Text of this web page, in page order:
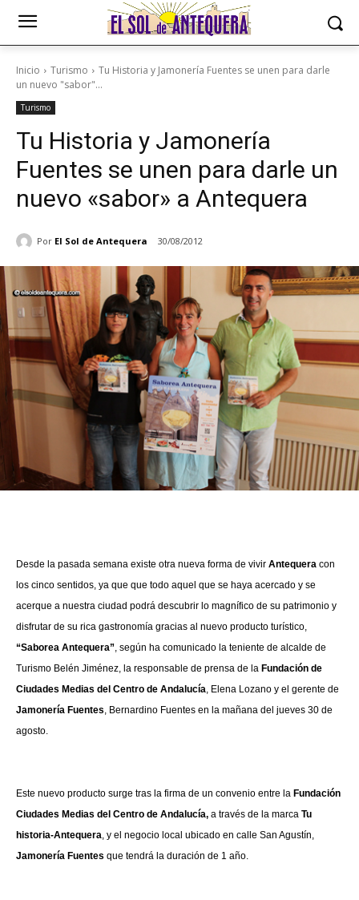
Inicio Turismo
Tu Historia y Jamonería Fuentes se unen para darle
un nuevo "sabor"...
Turismo
Tu Historia y Jamonería
Fuentes se unen para darle un
nuevo «sabor» a Antequera
Por El Sol de Antequera 30/08/2012
Desde la pasada semana existe otra nueva forma de vivir Antequera con
los cinco sentidos, ya que que todo aquel que se haya acercado y se
acerque a nuestra ciudad podrá descubrir lo magnífico de su patrimonio y
disfrutar de su rica gastronomía gracias al nuevo producto turístico,
“Saborea Antequera”, según ha comunicado la teniente de alcalde de
Turismo Belén Jiménez, la responsable de prensa de la Fundación de
Ciudades Medias del Centro de Andalucía, Elena Lozano y el gerente de
Jamonería Fuentes, Bernardino Fuentes en la mañana del jueves 30 de
agosto.
Este nuevo producto surge tras la firma de un convenio entre la Fundación
Ciudades Medias del Centro de Andalucía, a través de la marca Tu
historia-Antequera, y el negocio local ubicado en calle San Agustín,
Jamonería Fuentes que tendrá la duración de 1 año.